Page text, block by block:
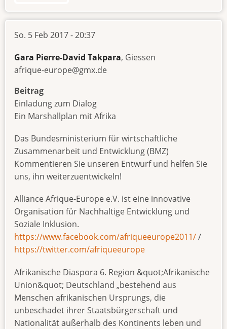
So. 5 Feb 2017 - 20:37
Gara Pierre-David Takpara, Giessen
afrique-europe@gmx.de
Beitrag
Einladung zum Dialog
Ein Marshallplan mit Afrika
Das Bundesministerium für wirtschaftliche
Zusammenarbeit und Entwicklung (BMZ)
Kommentieren Sie unseren Entwurf und helfen Sie
uns, ihn weiterzuentwickeln!
Alliance Afrique-Europe e.V. ist eine innovative
Organisation für Nachhaltige Entwicklung und
Soziale Inklusion.
https://www.facebook.com/afriqueeurope2011//
https://twitter.com/afriqueeurope
Afrikanische Diaspora 6. Region &quot;Afrikanische
Union&quot; Deutschland „bestehend aus
Menschen afrikanischen Ursprungs, die
unbeschadet ihrer Staatsbürgerschaft und
Nationalität außerhalb des Kontinents leben und